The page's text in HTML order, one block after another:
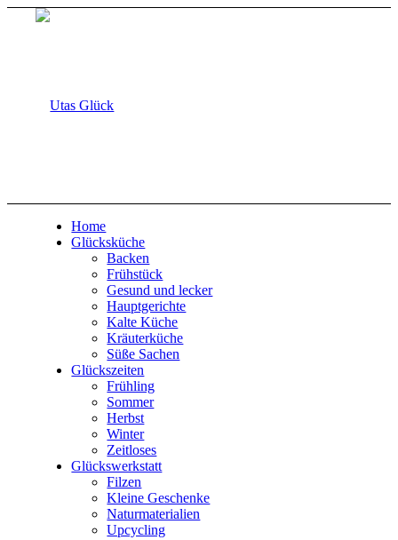
Home
Glücksküche
Backen
Frühstück
Gesund und lecker
Hauptgerichte
Kalte Küche
Kräuterküche
Süße Sachen
Glückszeiten
Frühling
Sommer
Herbst
Winter
Zeitloses
Glückswerkstatt
Filzen
Kleine Geschenke
Naturmaterialien
Upcycling